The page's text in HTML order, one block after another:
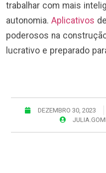
trabalhar com mais
autonomia. Aplicativos
poderosos na
lucrativo e preparado
DEZEMBRO 30, 2023